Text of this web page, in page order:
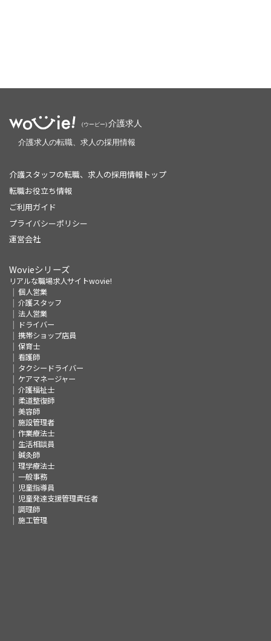
介護スタッフの転職、求人の採用情報トップ
転職お役立ち情報
ご利用ガイド
プライバシーポリシー
運営会社
Wovieシリーズ
リアルな職場求人サイトwovie!
個人営業
介護スタッフ
法人営業
ドライバー
携帯ショップ店員
保育士
看護師
タクシードライバー
ケアマネージャー
介護福祉士
柔道整復師
美容師
施設管理者
作業療法士
生活相談員
鍼灸師
理学療法士
一般事務
児童指導員
児童発達支援管理責任者
調理師
施工管理